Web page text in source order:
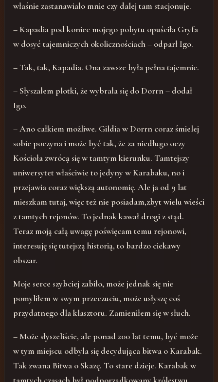
właśnie zastanawiało mnie czy dalej tam stacjonuje.
– Kapadia pod koniec mojego pobytu opuściła Gryfa
w dosyć tajemniczych okolicznościach – odparł Igo.
– Tak, tak, Kapadia. Ona zawsze była pełna tajemnic.
– Słyszałem plotki, że wybrała się do Dorrn – dodał
Igo.
– Ano całkiem możliwe. Gildia w Dorrn coraz śmielej
sobie poczyna i może być tak, że za niedługo oczy
Kościoła zwrócą się w tamtym kierunku. Tamtejszy
uniwersytet właściwie to jedyny w Karabaku, no i
przejawia coraz większą autonomię. Ale ja od 9 lat
mieszkam tutaj, więc też nie posiadam,zbyt wielu wieści
z tamtych rejonów. To jednak kawał drogi z stąd.
Teraz moją całą uwagę poświęcam temu rejonowi,
interesuję się tutejszą historią, to bardzo ciekawy
obszar.
Moje serce szybciej zabiło, może jednak się nie
pomyliłem w swym przeczuciu, może usłyszę coś
przydatnego dla klasztoru. Zamieniłem się w słuch.
– Może słyszeliście, ale ponad 200 lat temu, być może
w tym miejscu odbyła się decydująca bitwa o Karabak.
Tak zwana Bitwa o Skazę. To stare dzieje. Karabak w